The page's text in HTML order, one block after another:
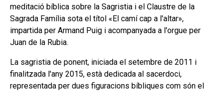
meditació bíblica sobre la Sagristia i el Claustre de la
Sagrada Família sota el títol «El camí cap a l'altar»,
impartida per Armand Puig i acompanyada a l'orgue per
Juan de la Rubia.
La sagristia de ponent, iniciada el setembre de 2011 i
finalitzada l'any 2015, està dedicada al sacerdoci,
representada per dues figuracions bíbliques com són el